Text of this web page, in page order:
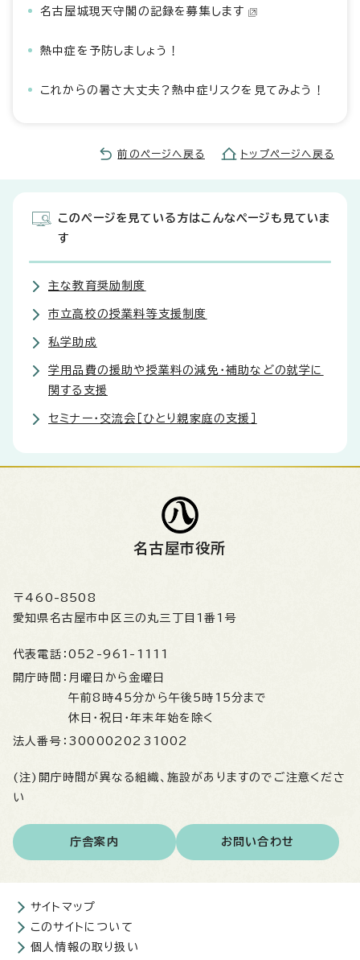
名古屋城現天守閣の記録を募集します
熱中症を予防しましょう！
これからの暑さ大丈夫？熱中症リスクを見てみよう！
前のページへ戻る トップページへ戻る
このページを見ている方はこんなページも見ていま
す
主な教育奨励制度
市立高校の授業料等支援制度
私学助成
学用品費の援助や授業料の減免・補助などの就学に
関する支援
セミナー・交流会［ひとり親家庭の支援］
名古屋市役所
〒460-8508
愛知県名古屋市中区三の丸三丁目1番1号
代表電話： 052-961-1111
開庁時間： 月曜日から金曜日
午前8時45分から午後5時15分まで
休日・祝日・年末年始を除く
法人番号： 3000020231002
(注)開庁時間が異なる組織、施設がありますのでご注意くださ
い
庁舎案内 お問い合わせ
サイトマップ
このサイトについて
個人情報の取り扱い